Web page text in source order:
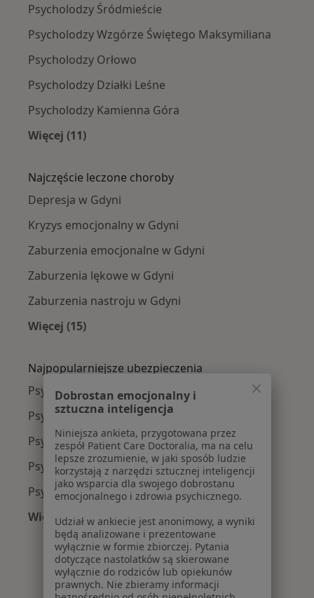
Psycholodzy Śródmieście
Psycholodzy Wzgórze Świętego Maksymiliana
Psycholodzy Orłowo
Psycholodzy Działki Leśne
Psycholodzy Kamienna Góra
Więcej (11)
Najczęście leczone choroby
Depresja w Gdyni
Kryzys emocjonalny w Gdyni
Zaburzenia emocjonalne w Gdyni
Zaburzenia lękowe w Gdyni
Zaburzenia nastroju w Gdyni
Więcej (15)
Najpopularniejsze ubezpieczenia
Psycholodzy z Medicover w Gdyni
Psycholodzy z TU Zdrowie w Gdyni
Psycholodzy z Allianz w Gdyni
Psycholodzy z POLMED w Gdyni
Psycholodzy z NFZ w Gdyni
Więcej (2)
Więcej w kategorii: Najpopularniejsze
Dobrostan emocjonalny i
sztuczna inteligencja
Niniejsza ankieta, przygotowana przez
zespół Patient Care Doctoralia, ma na celu
lepsze zrozumienie, w jaki sposób ludzie
korzystają z narzędzi sztucznej inteligencji
jako wsparcia dla swojego dobrostanu
emocjonalnego i zdrowia psychicznego.
Udział w ankiecie jest anonimowy, a wyniki
będą analizowane i prezentowane
wyłącznie w formie zbiorczej. Pytania
dotyczące nastolatków są skierowane
wyłącznie do rodziców lub opiekunów
prawnych. Nie zbieramy informacji